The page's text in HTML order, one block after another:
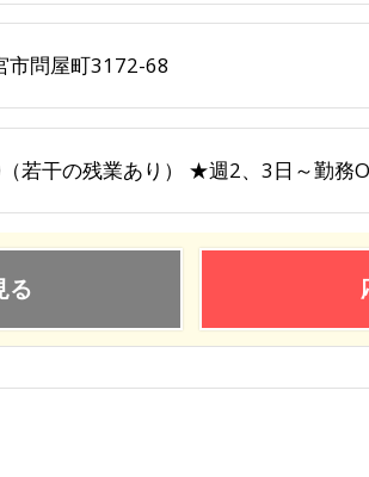
市問屋町3172-68
若干の残業あり） ★週2、3日～勤務
る